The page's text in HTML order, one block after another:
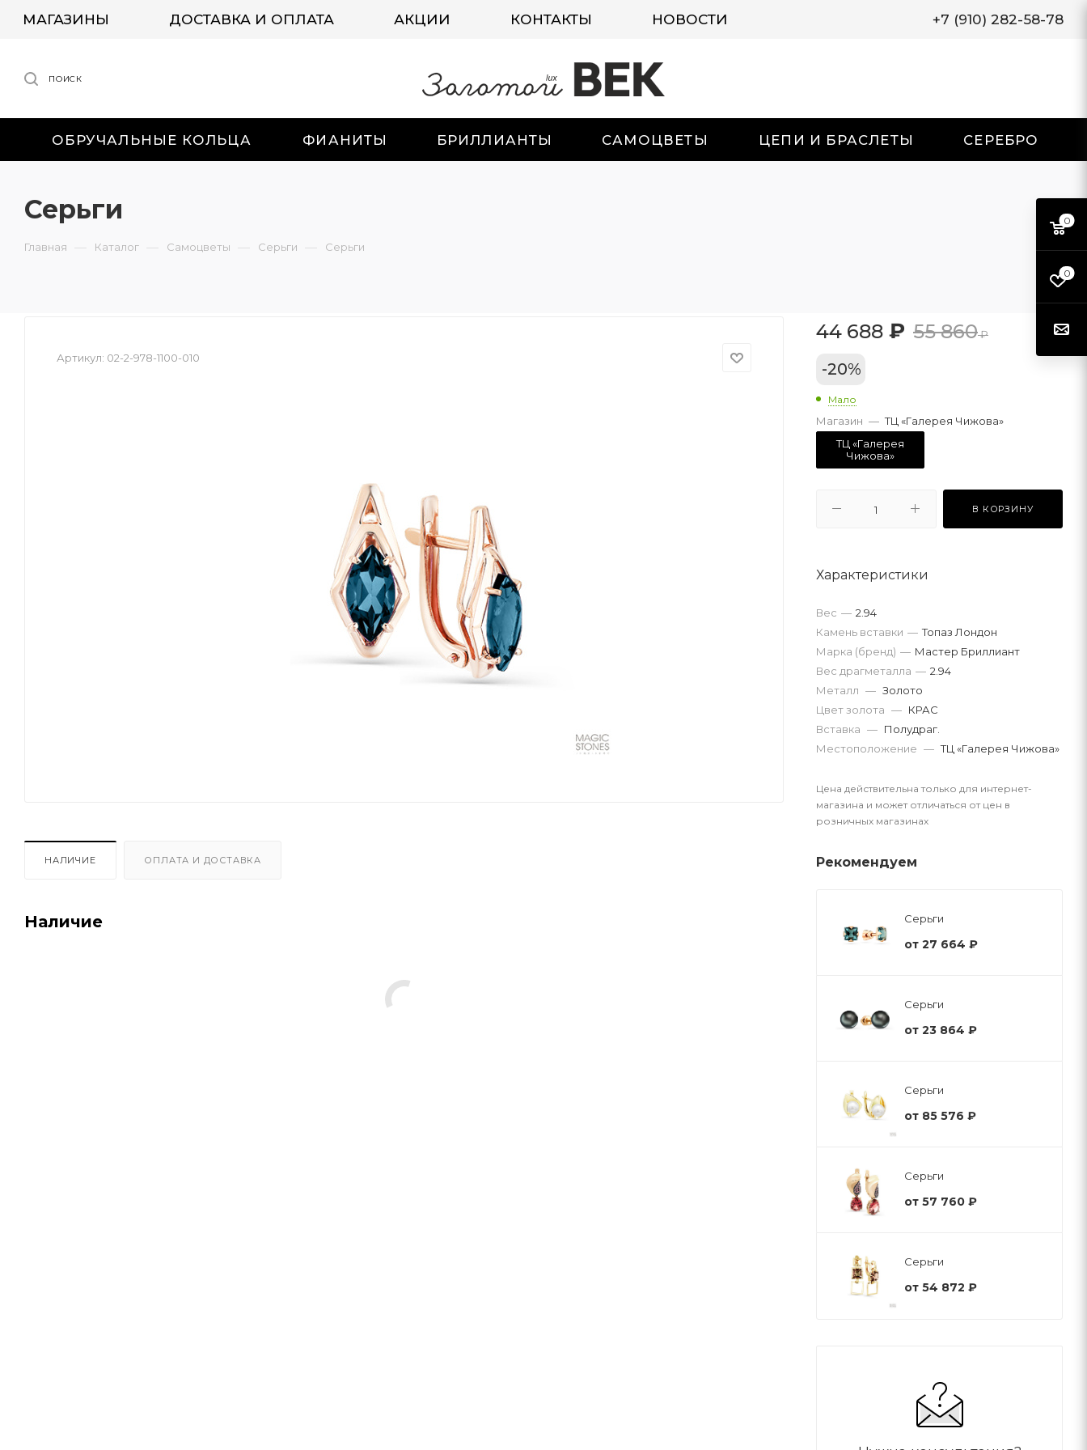
МАГАЗИНЫ ДОСТАВКА И ОПЛАТА АКЦИИ КОНТАКТЫ НОВОСТИ +7 (910) 282-58-78
ПОИСК
ОБРУЧАЛЬНЫЕ КОЛЬЦА ФИАНИТЫ БРИЛЛИАНТЫ САМОЦВЕТЫ ЦЕПИ И БРАСЛЕТЫ СЕРЕБРО
Серьги
Главная — Каталог — Самоцветы — Серьги — Серьги
Артикул: 02-2-978-1100-010
НАЛИЧИЕ ОПЛАТА И ДОСТАВКА
Наличие
44 688 ₽ 55 860₽
-20%
Мало
Магазин — ТЦ «Галерея Чижова»
ТЦ «Галерея
Чижова»
В КОРЗИНУ
Характеристики
Вес драгметалла — 2.94
Марка (бренд) — Мастер Бриллиант
Вес — 2.94
Камень вставки — Топаз Лондон
Металл — Золото
Вставка — Полудраг.
Цвет золота — КРАС
Местоположение — ТЦ «Галерея Чижова»
Цена действительна только для интернет-
магазина и может отличаться от цен в
розничных магазинах
Рекомендуем
Серьги
от 27 664 ₽
Серьги
от 23 864 ₽
Серьги
от 85 576 ₽
Серьги
от 57 760 ₽
Серьги
от 54 872 ₽
0
0